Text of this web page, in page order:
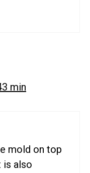
min
mold on top
is also